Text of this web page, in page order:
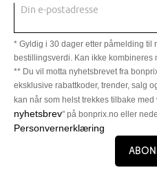
Din e-postadresse
* Gyldig i 30 dager etter påmelding til
bestillingsverdi. Kan ikke kombineres
** Du vil motta nyhetsbrevet fra
eksklusive rabattkoder, trender, salg
kan når som helst trekkes tilbake
nyhetsbrev" på bonprix.no eller
Personvernerklæring